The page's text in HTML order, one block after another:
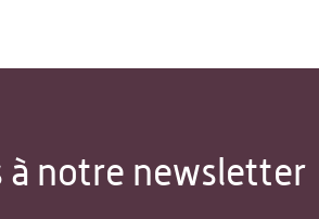
à notre newsletter